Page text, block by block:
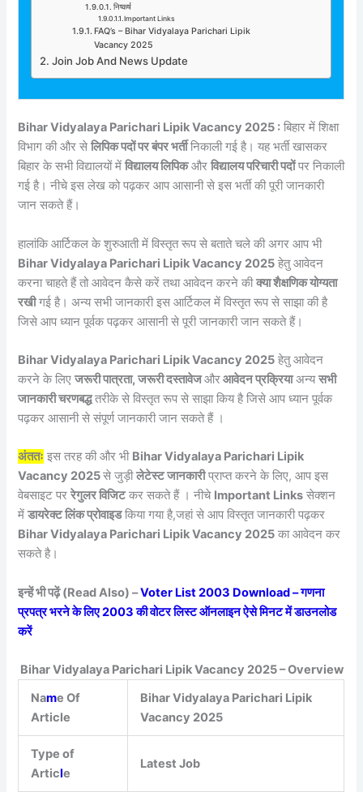
निष्कर्ष
Important Links
FAQ’s – Bihar Vidyalaya Parichari Lipik
Vacancy 2025
Join Job And News Update
Bihar Vidyalaya Parichari Lipik Vacancy 2025 : बिहार में शिक्षा
विभाग की और सेलिपिक पदों पर बंपर भर्तीनिकाली गई है। यह भर्ती खासकर
बिहार के सभी विद्यालयों मेंविद्यालय लिपिकऔरविद्यालय परिचारी पदोंपर निकाली
गई है। नीचे इस लेख को पढ़कर आप आसानी से इस भर्ती की पूरी जानकारी
जान सकते हैं।
हालांकि आर्टिकल के शुरुआती में विस्तृत रूप से बताते चले की अगर आप भी
Bihar Vidyalaya Parichari Lipik Vacancy 2025 हेतु आवेदन
करना चाहते हैं तो आवेदन कैसे करें तथा आवेदन करने कीक्या शैक्षणिक योग्यता
रखीगई है। अन्य सभी जानकारी इस आर्टिकल में विस्तृत रूप से साझा की है
जिसे आप ध्यान पूर्वक पढ़कर आसानी से पूरी जानकारी जान सकते हैं।
Bihar Vidyalaya Parichari Lipik Vacancy 2025 हेतु आवेदन
करने के लिएजरूरी पात्रता, जरूरी दस्तावेजऔरआवेदन प्रक्रियाअन्यसभी
जानकारी चरणबद्धतरीके से विस्तृत रूप से साझा किय है जिसे आप ध्यान पूर्वक
पढ़कर आसानी से संपूर्ण जानकारी जान सकते हैं ।
अंततः इस तरह की और भी Bihar Vidyalaya Parichari Lipik
Vacancy 2025से जुड़ीलेटेस्ट जानकारीप्राप्त करने के लिए, आप इस
वेबसाइट पररेगुलर विजिटकर सकते हैं । नीचे Important Links सेक्शन
मेंडायरेक्ट लिंक प्रोवाइडकिया गया है,जहां से आप विस्तृत जानकारी पढ़कर
Bihar Vidyalaya Parichari Lipik Vacancy 2025 का आवेदन कर
सकते है।
इन्हें भी पढ़ें (Read Also) –Voter List 2003 Download – गणना
प्रपत्र भरने के लिए 2003 की वोटर लिस्ट ऑनलाइन ऐसे मिनट में डाउनलोड
करें
Bihar Vidyalaya Parichari Lipik Vacancy 2025 – Overview
Name Of
Article
Bihar Vidyalaya Parichari Lipik
Vacancy 2025
Type of
Article
Latest Job